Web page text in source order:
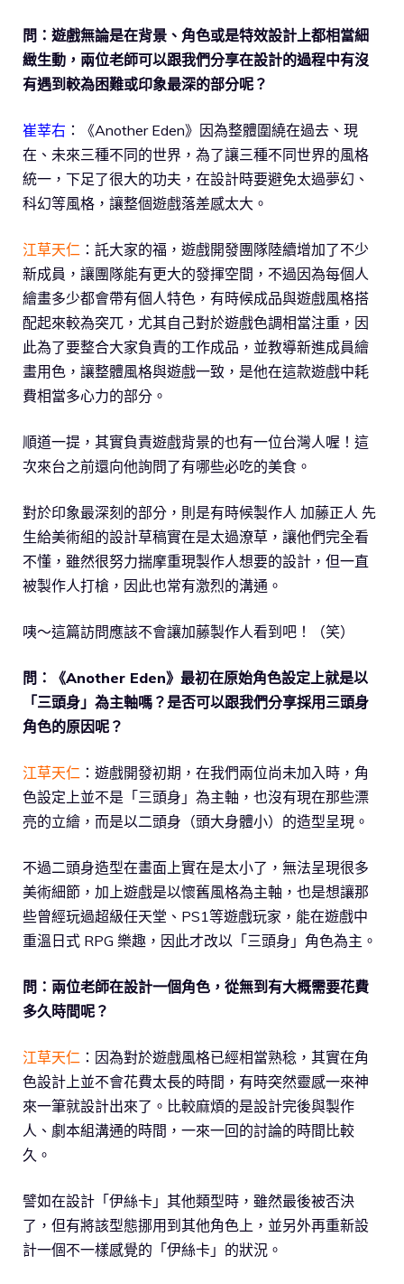
問：遊戲無論是在背景、角色或是特效設計上都相當細
緻生動，兩位老師可以跟我們分享在設計的過程中有沒
有遇到較為困難或印象最深的部分呢？
崔莘右 ：《Another Eden》因為整體圍繞在過去、現
在、未來三種不同的世界，為了讓三種不同世界的風格
統一，下足了很大的功夫，在設計時要避免太過夢幻、
科幻等風格，讓整個遊戲落差感太大。
江草天仁 ：託大家的福，遊戲開發團隊陸續增加了不少
新成員，讓團隊能有更大的發揮空間，不過因為每個人
繪畫多少都會帶有個人特色，有時候成品與遊戲風格搭
配起來較為突兀，尤其自己對於遊戲色調相當注重，因
此為了要整合大家負責的工作成品，並教導新進成員繪
畫用色，讓整體風格與遊戲一致，是他在這款遊戲中耗
費相當多心力的部分。
順道一提，其實負責遊戲背景的也有一位台灣人喔！這
次來台之前還向他詢問了有哪些必吃的美食。
對於印象最深刻的部分，則是有時候製作人 加藤正人 先
生給美術組的設計草稿實在是太過潦草，讓他們完全看
不懂，雖然很努力揣摩重現製作人想要的設計，但一直
被製作人打槍，因此也常有激烈的溝通。
咦～這篇訪問應該不會讓加藤製作人看到吧！（笑）
問：《Another Eden》最初在原始角色設定上就是以
「三頭身」為主軸嗎？是否可以跟我們分享採用三頭身
角色的原因呢？
江草天仁 ：遊戲開發初期，在我們兩位尚未加入時，角
色設定上並不是「三頭身」為主軸，也沒有現在那些漂
亮的立繪，而是以二頭身（頭大身體小）的造型呈現。
不過二頭身造型在畫面上實在是太小了，無法呈現很多
美術細節，加上遊戲是以懷舊風格為主軸，也是想讓那
些曾經玩過超級任天堂、PS1等遊戲玩家，能在遊戲中
重溫日式 RPG 樂趣，因此才改以「三頭身」角色為主。
問：兩位老師在設計一個角色，從無到有大概需要花費
多久時間呢？
江草天仁 ：因為對於遊戲風格已經相當熟稔，其實在角
色設計上並不會花費太長的時間，有時突然靈感一來神
來一筆就設計出來了。比較麻煩的是設計完後與製作
人、劇本組溝通的時間，一來一回的討論的時間比較
久。
譬如在設計「伊絲卡」其他類型時，雖然最後被否決
了，但有將該型態挪用到其他角色上，並另外再重新設
計一個不一樣感覺的「伊絲卡」的狀況。